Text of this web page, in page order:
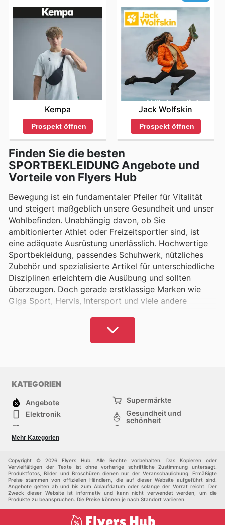
Kempa
Prospekt öffnen
Jack Wolfskin
Prospekt öffnen
Finden Sie die besten
SPORTBEKLEIDUNG Angebote und
Vorteile von Flyers Hub
Bewegung ist ein fundamentaler Pfeiler für Vitalität
und steigert maßgeblich unsere Gesundheit und unser
Wohlbefinden. Unabhängig davon, ob Sie
ambitionierter Athlet oder Freizeitsportler sind, ist
eine adäquate Ausrüstung unerlässlich. Hochwertige
Sportbekleidung, passendes Schuhwerk, nützliches
Zubehör und spezialisierte Artikel für unterschiedliche
Disziplinen erleichtern die Ausübung und sollten
überzeugen. Doch gerade erstklassige Marken wie
Giga Sport, Hervis, Intersport und viele andere
Sport und körperliche Aktivität sollten nicht exklusiv
können Sie die Preise führender Marken vergleichen,
optimieren. Lokalisieren Sie Ihre Wunschartikel
kosteneffizient und rüsten Sie sich optimal für Ihre
bevorzugte Sportart aus, um diese mit Freude
auszuüben. Selbst wenn Sie sich nicht primär als
und ergonomische Schuhe, die Ihren Alltag
komfortabler gestalten und Ihre Erscheinung
aufwerten.
Flyers Hub bündelt die Prospekte von
Markenexperten und weiteren
KATEGORIEN
Angebote
Supermärkte
Elektronik
Gesundheit und
schönheit
Mode
Sportbekleidung
Baumarkt
Mehr Kategorien
Copyright © 2026 Flyers Hub. Alle Rechte vorbehalten. Das Kopieren oder
Vervielfältigen der Texte ist ohne vorherige schriftliche Zustimmung untersagt.
Produktfotos, Bilder und Broschüren dienen nur der Veranschaulichung. Ermäßigte
Preise stammen von offiziellen Händlern, die auf dieser Website aufgeführt sind.
Angebote gelten ab und bis zum Ablaufdatum oder solange der Vorrat reicht. Der
Zweck dieser Website ist informativ und kann nicht verwendet werden, um die
Produkte zu beanspruchen. Die Preise können je nach Standort variieren.